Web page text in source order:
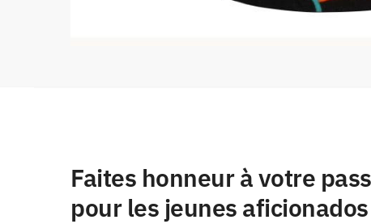
Faites honneur à votre
pour les jeunes aficionados